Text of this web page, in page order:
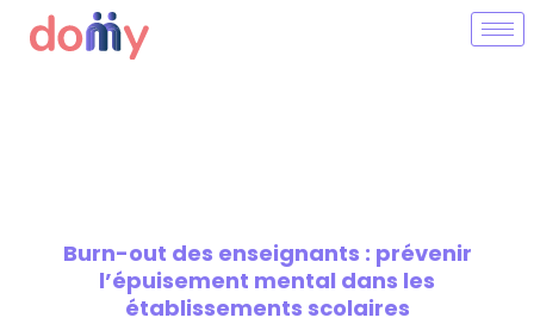
Burn-out des enseignants : prévenir
l’épuisement mental dans les
établissements scolaires